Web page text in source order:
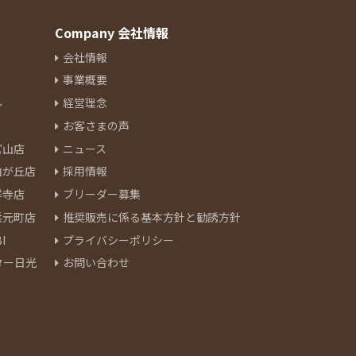
店
丘店
店
町店
日光
Company 会社情報
会社情報
事業概要
経営理念
お客さまの声
ニュース
採用情報
ブリーダー募集
推奨販売に係る基本方針と勧誘方針
プライバシーポリシー
お問い合わせ